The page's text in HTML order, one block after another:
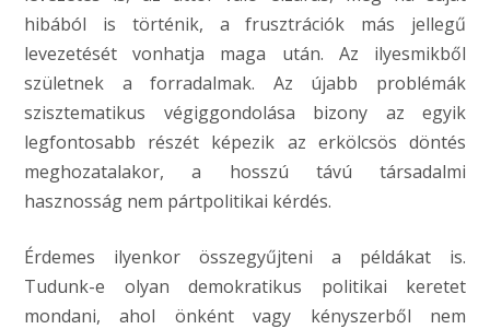
hibából is történik, a frusztrációk más jellegű
levezetését vonhatja maga után. Az ilyesmikből
születnek a forradalmak. Az újabb problémák
szisztematikus végiggondolása bizony az egyik
legfontosabb részét képezik az erkölcsös döntés
meghozatalakor, a hosszú távú társadalmi
hasznosság nem pártpolitikai kérdés.
Érdemes ilyenkor összegyűjteni a példákat is.
Tudunk-e olyan demokratikus politikai keretet
mondani, ahol önként vagy kényszerből nem